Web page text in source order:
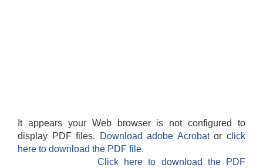
It appears your Web browser is not configured to
display PDF files.
Download adobe Acrobatorclick
here to download the PDF file.
Click here to download the PDF